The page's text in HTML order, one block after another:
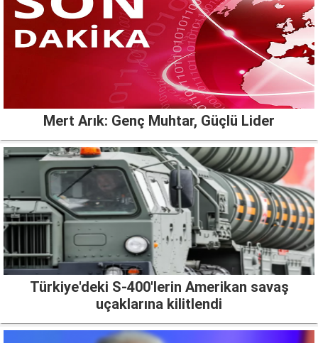
Mert Arık: Genç Muhtar, Güçlü Lider
Türkiye'deki S-400'lerin Amerikan savaş
uçaklarına kilitlendi